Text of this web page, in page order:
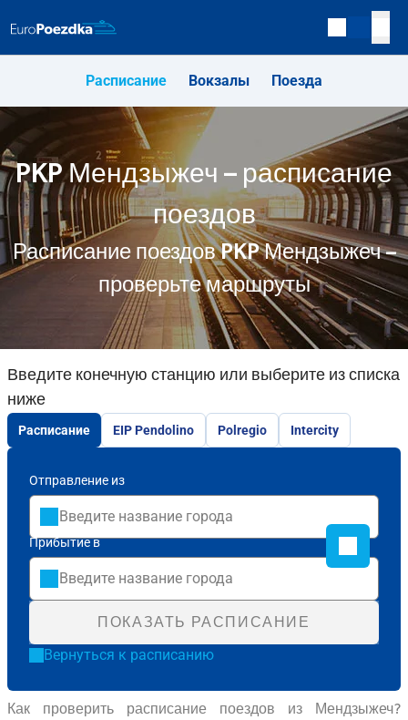
Расписание Вокзалы Поезда
PKP Мендзыжеч – расписание
поездов
Расписание поездов PKP Мендзыжеч –
проверьте маршруты
Введите конечную станцию или выберите из списка
ниже
Расписание EIP Pendolino Polregio Intercity
Отправление из
Прибытие в
ПОКАЗАТЬ РАСПИСАНИЕ
Вернуться к расписанию
Как проверить расписание поездов из Мендзыжеч?